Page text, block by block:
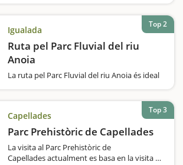
per a tota la família. Si us agraden els castells
i la natura, aquesta escapada és per a
vosaltres.El camí…
Igualada
Ruta pel Parc Fluvial del riu
Anoia
La ruta pel Parc Fluvial del riu Anoia és ideal
agradable, circular i que segueix un camí pla.
Durant aquesta passejada us trobareu…
Top 2
Capellades
Parc Prehistòric de Capellades
La visita al Parc Prehistòric de
Capellades actualment es basa en la visita al
Top 3